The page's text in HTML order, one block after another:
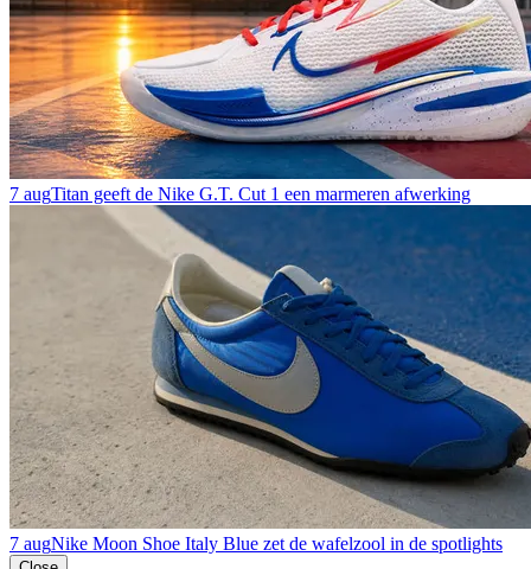
7 augTitan geeft de Nike G.T. Cut 1 een marmeren afwerking
7 augNike Moon Shoe Italy Blue zet de wafelzool in de spotlights